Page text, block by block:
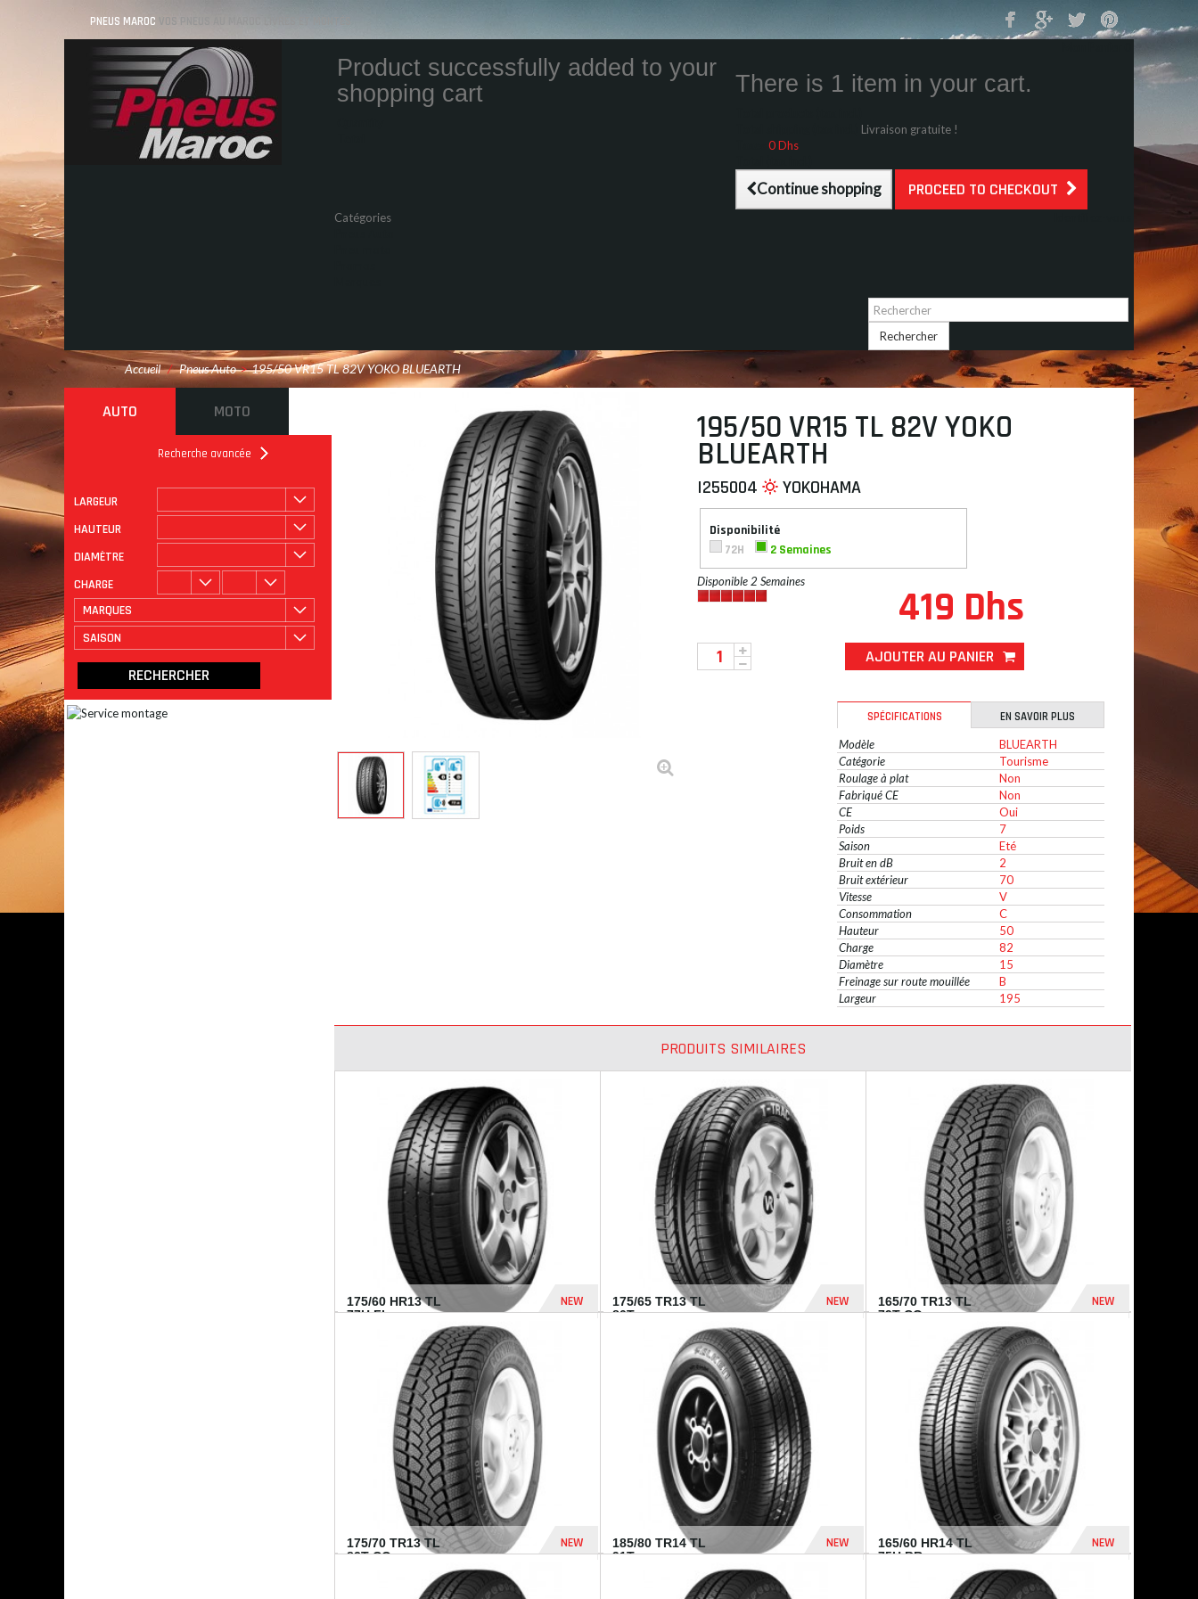
PNEUS MAROC VOS PNEUS AU MAROC LIVRÉS ET MONTÉS
Product successfully added to your
shopping cart
There is 1 item in your cart.
Livraison gratuite !
0 Dhs
Continue shopping PROCEED TO CHECKOUT
Catégories
Rechercher
Accueil / Pneus Auto > 195/50 VR15 TL 82V YOKO BLUEARTH
AUTO MOTO
Recherche avancée
LARGEUR
HAUTEUR
DIAMÈTRE
CHARGE
MARQUES
SAISON
195/50 VR15 TL 82V YOKO
BLUEARTH
I255004 YOKOHAMA
Disponibilité
72H
2 Semaines
Disponible 2 Semaines
419 Dhs
AJOUTER AU PANIER
SPÉCIFICATIONS
EN SAVOIR PLUS
Modèle
BLUEARTH
Catégorie
Tourisme
Roulage à plat
Non
Fabriqué CE
Non
CE
Oui
Poids
7
Saison
Eté
Bruit en dB
2
Bruit extérieur
70
Vitesse
V
Consommation
C
Hauteur
50
Charge
82
Diamètre
15
Freinage sur route mouillée
B
Largeur
195
PRODUITS SIMILAIRES
175/60 HR13 TL
77H FI...
NEW
394 Dhs
175/65 TR13 TL
80T...
NEW
165/70 TR13 TL
79T CO...
NEW
364 Dhs
175/70 TR13 TL
82T CO...
NEW
185/80 TR14 TL
91T...
NEW
165/60 HR14 TL
75H BR...
NEW